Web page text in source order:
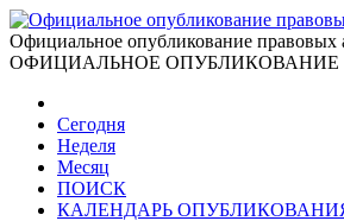
Официальное опубликование правовых
ОФИЦИАЛЬНОЕ ОПУБЛИКОВАНИЕ
Сегодня
Неделя
Месяц
ПОИСК
КАЛЕНДАРЬ